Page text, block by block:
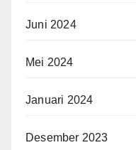
Juni 2024
Mei 2024
Januari 2024
Desember 2023